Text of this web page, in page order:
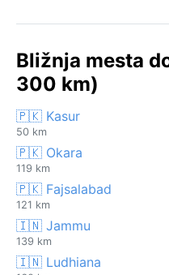
Bližnja mesta
300 km)
🇵🇰 Kasur
50 km
🇵🇰 Okara
119 km
🇵🇰 Fajsalabad
121 km
🇮🇳 Jammu
139 km
🇮🇳 Ludhiana